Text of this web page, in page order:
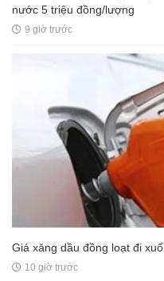
nước 5 triệu đồng/lượng
9 giờ trước
Giá xăng dầu đồng loạt đi
10 giờ trước